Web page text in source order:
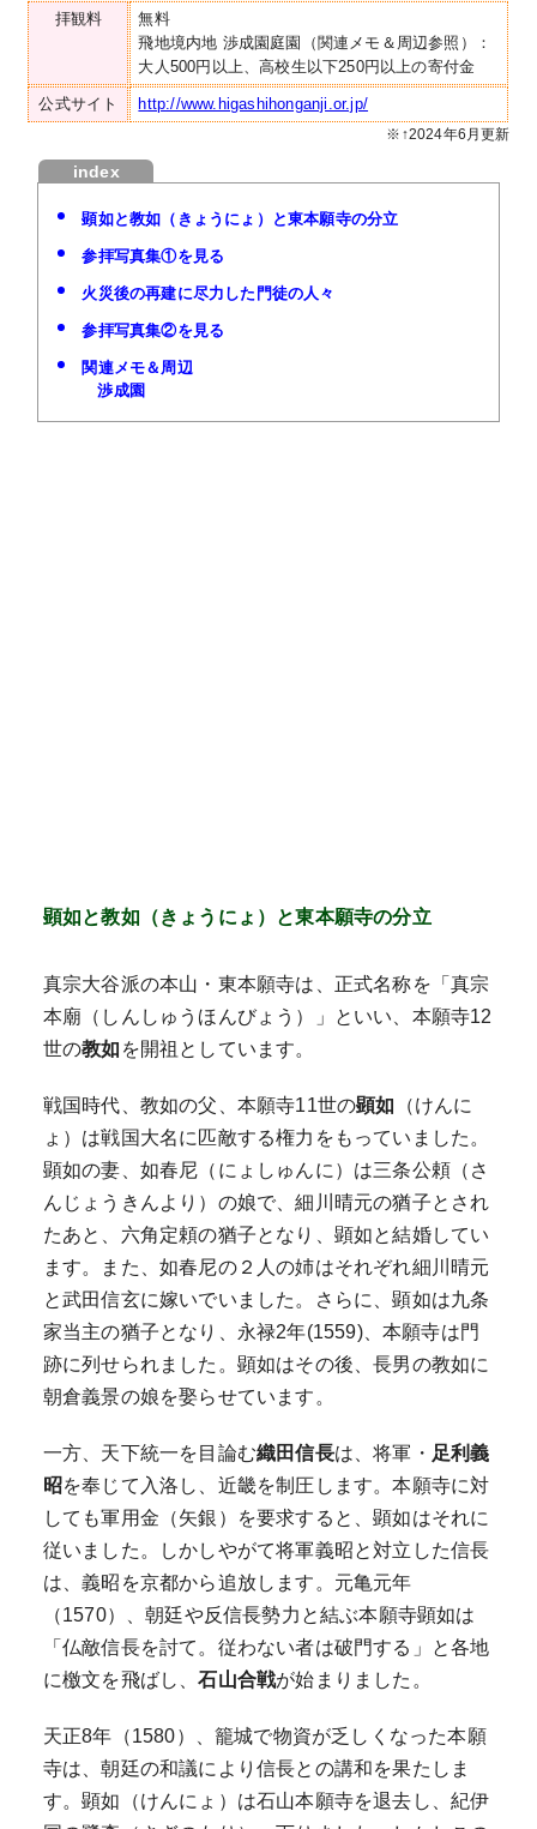
拝観料
無料
飛地境内地 渉成園庭園（関連メモ＆周辺参照）：
大人500円以上、高校生以下250円以上の寄付金
公式サイト http://www.higashihonganji.or.jp/
※↑2024年6月更新
顕如と教如（きょうにょ）と東本願寺の分立
参拝写真集①を見る
火災後の再建に尽力した門徒の人々
参拝写真集②を見る
関連メモ＆周辺
渉成園
顕如と教如（きょうにょ）と東本願寺の分立
真宗大谷派の本山・東本願寺は、正式名称を「真宗
本廟（しんしゅうほんびょう）」といい、本願寺12
世の教如 を開祖としています。
戦国時代、教如の父、本願寺11世の顕如 （けんに
ょ）は戦国大名に匹敵する権力をもっていました。
顕如の妻、如春尼（にょしゅんに）は三条公頼（さ
んじょうきんより）の娘で、細川晴元の猶子とされ
たあと、六角定頼の猶子となり、顕如と結婚してい
ます。また、如春尼の２人の姉はそれぞれ細川晴元
と武田信玄に嫁いでいました。さらに、顕如は九条
家当主の猶子となり、永禄2年(1559)、本願寺は門
跡に列せられました。顕如はその後、長男の教如に
朝倉義景の娘を娶らせています。
一方、天下統一を目論む織田信長は、将軍・ 足利義
昭を奉じて入洛し、近畿を制圧します。本願寺に対
しても軍用金（矢銀）を要求すると、顕如はそれに
従いました。しかしやがて将軍義昭と対立した信長
は、義昭を京都から追放します。元亀元年
（1570）、朝廷や反信長勢力と結ぶ本願寺顕如は
「仏敵信長を討て。従わない者は破門する」と各地
に檄文を飛ばし、石山合戦が始まりました。
天正8年（1580）、籠城で物資が乏しくなった本願
寺は、朝廷の和議により信長との講和を果たしま
す。顕如（けんにょ）は石山本願寺を退去し、紀伊